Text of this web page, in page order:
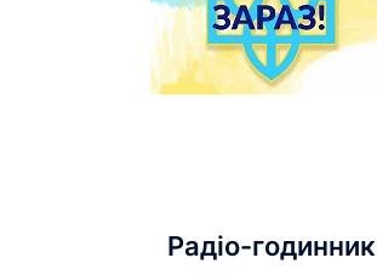
Радіо-годинник